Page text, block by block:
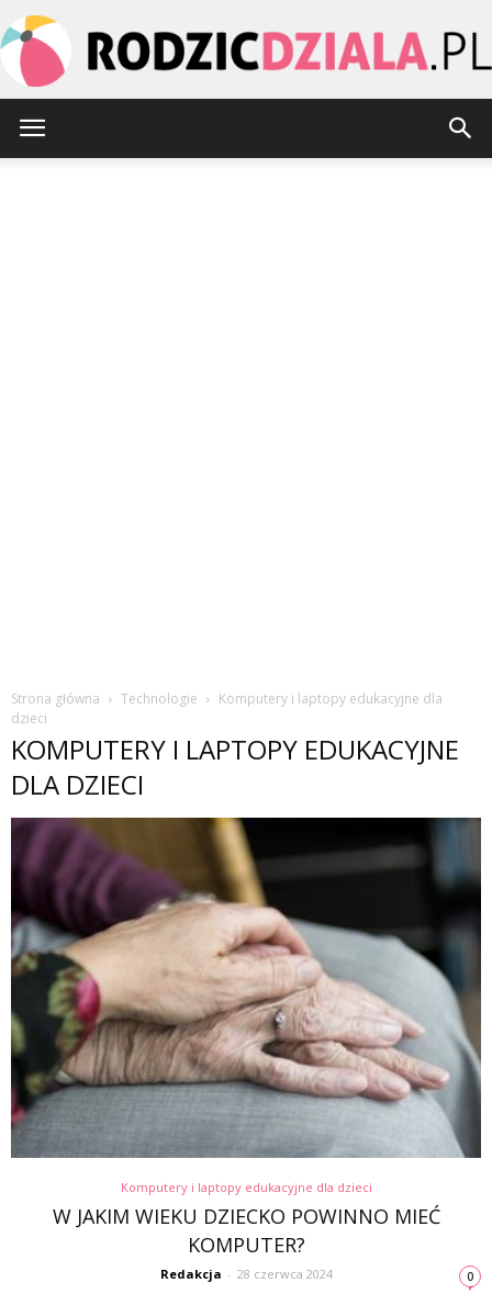
Strona główna Technologie
Komputery i laptopy edukacyjne dla
dzieci
KOMPUTERY I LAPTOPY EDUKACYJNE
DLA DZIECI
Komputery i laptopy edukacyjne dla dzieci
W JAKIM WIEKU DZIECKO POWINNO MIEĆ
KOMPUTER?
Redakcja - 28 czerwca 2024 0